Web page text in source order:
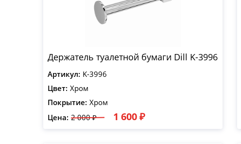
Держатель туалетной бумаги Dill K-3996
Артикул: K-3996
Цвет: Хром
Покрытие: Хром
Цена: 2 000 ₽ 1 600 ₽